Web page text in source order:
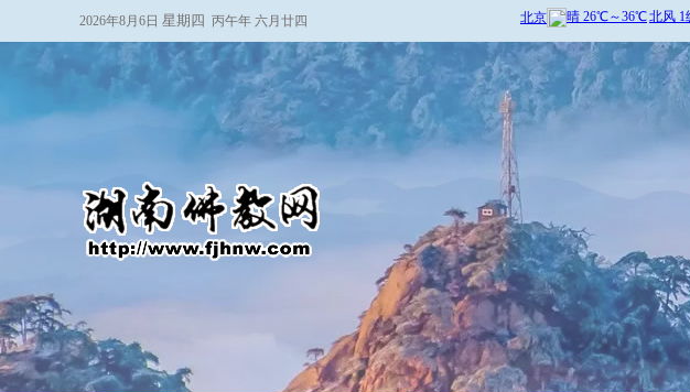
2026年8月6日 星期四 丙午年 六月廿四